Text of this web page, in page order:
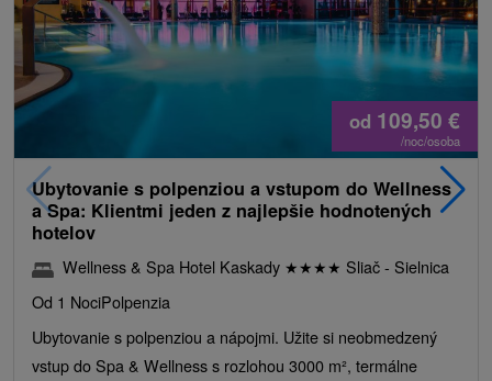
od 109,50 €
/noc/osoba
Ubytovanie s polpenziou a vstupom do Wellness
a Spa: Klientmi jeden z najlepšie hodnotených
hotelov
Wellness & Spa Hotel Kaskady ★★★★ Sliač - Sielnica
Od 1 NociPolpenzia
Ubytovanie s polpenziou a nápojmi. Užite si neobmedzený
vstup do Spa & Wellness s rozlohou 3000 m², termálne